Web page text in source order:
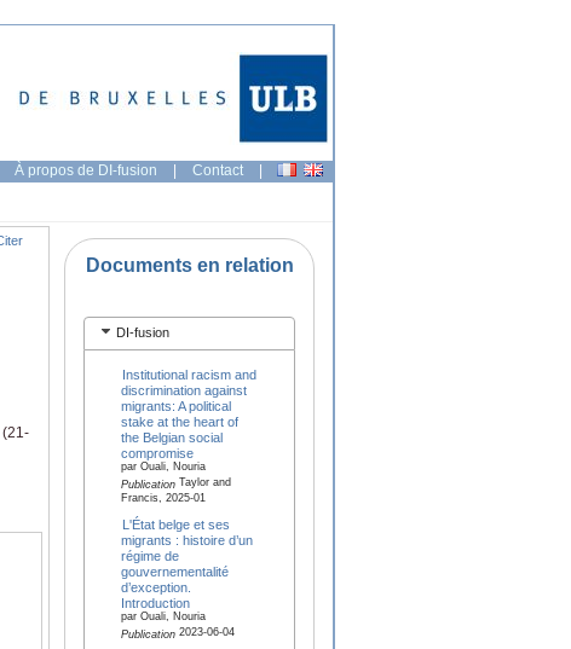
À propos de DI-fusion | Contact |
Documents en relation
DI-fusion
Institutional racism and
discrimination against
migrants: A political
stake at the heart of
the Belgian social
compromise
par Ouali, Nouria
PublicationTaylor and
Francis, 2025-01
L'État belge et ses
migrants : histoire d’un
régime de
gouvernementalité
d’exception.
Introduction
par Ouali, Nouria
Publication2023-06-04